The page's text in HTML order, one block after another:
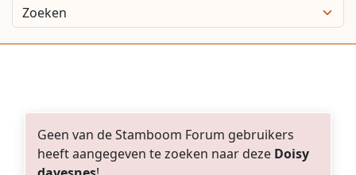
Geen van de Stamboom Forum gebruikers
heeft aangegeven te zoeken naar deze Doisy